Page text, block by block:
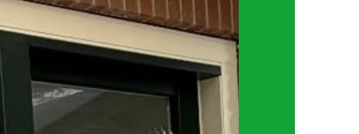
kozijnen. Vooral oplossingen
weinig onderhoud […]